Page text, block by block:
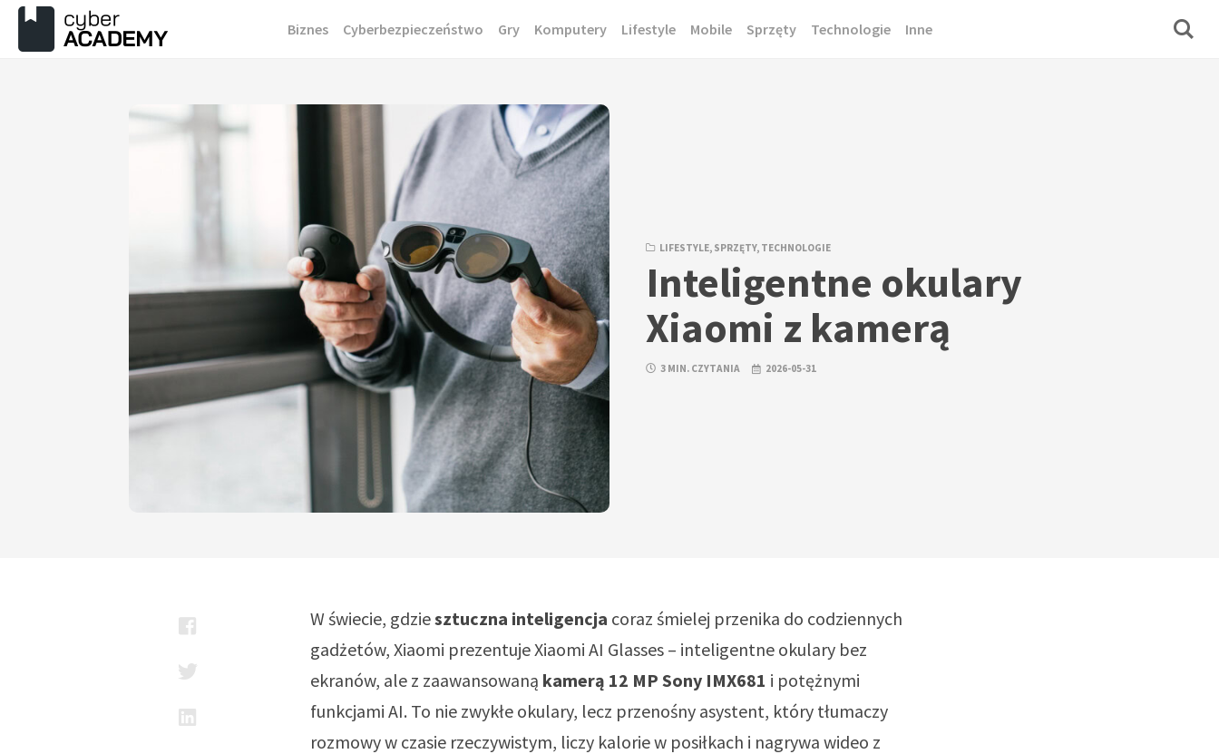
Przejdź
do
Biznes Cyberbezpieczeństwo Gry Komputery Lifestyle Mobile Sprzęty Technologie Inne
LIFESTYLE, SPRZĘTY, TECHNOLOGIE
Inteligentne okulary
Xiaomi z kamerą
3 MIN. CZYTANIA 2026-05-31
W świecie, gdziesztuczna inteligencja coraz śmielej przenika do codziennych
gadżetów, Xiaomi prezentuje Xiaomi AI Glasses – inteligentne okulary bez
ekranów, ale z zaawansowaną kamerą 12 MP Sony IMX681 i potężnymi
funkcjami AI. To nie zwykłe okulary, lecz przenośny asystent, który tłumaczy
rozmowy w czasie rzeczywistym, liczy kalorie w posiłkach i nagrywa wideo z